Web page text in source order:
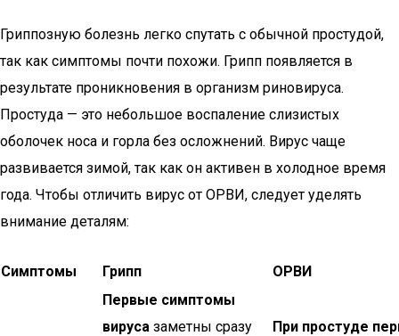
Гриппозную болезнь легко спутать с обычной простудой,
так как симптомы почти похожи. Грипп появляется в
результате проникновения в организм риновируса.
Простуда — это небольшое воспаление слизистых
оболочек носа и горла без осложнений. Вирус чаще
развивается зимой, так как он активен в холодное время
года. Чтобы отличить вирус от ОРВИ, следует уделять
внимание деталям:
Симптомы Грипп ОРВИ
Первые симптомы
вируса заметны сразу
При простуде